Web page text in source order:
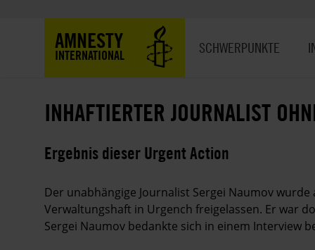
AMNESTY
INTERNATIONAL SCHWERPUNKTE
INHAFTIERTER JOURNALIST
Ergebnis dieser Urgent Action
Der unabhängige Journalist Sergei Naumov
Verwaltungshaft in Urgench freigelassen. Er war
Sergei Naumov bedankte sich in einem Interview